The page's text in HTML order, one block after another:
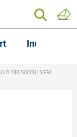
Inchieste
DEI SACCHI NERI